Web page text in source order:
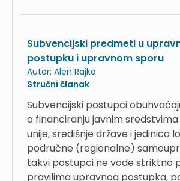
Subvencijski predmeti u
postupku i upravnom sporu
Autor: Alen Rajko
Stručni članak
Subvencijski postupci
o financiranju javnim sredstvima
unije, središnje države i jedinica
područne (regionalne)
takvi postupci ne vode striktno
pravilima upravnog postupka,